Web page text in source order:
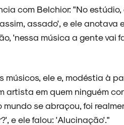
com Belchior: "No estúdio,
assado', e ele anotava
'nessa música a gente vai
ele e, modéstia à
artista em quem ninguém
se abraçou, foi
e ele falou: 'Alucinação'."